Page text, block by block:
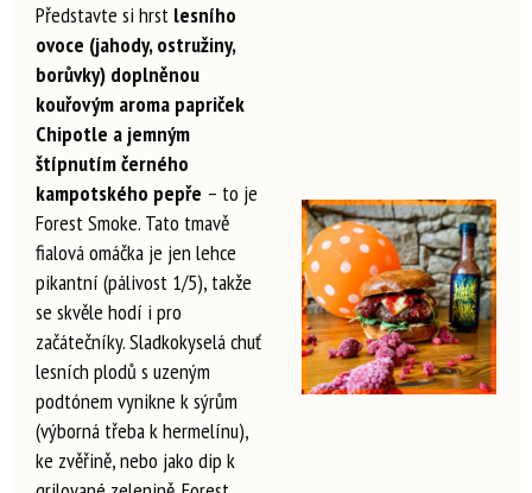
Představte si hrst lesního
ovoce (jahody, ostružiny,
borůvky) doplněnou
kouřovým aroma papriček
Chipotle a jemným
štípnutím černého
kampotského pepře – to je
Forest Smoke. Tato tmavě
fialová omáčka je jen lehce
pikantní (pálivost 1/5), takže
se skvěle hodí i pro
začátečníky. Sladkokyselá chuť
lesních plodů s uzeným
podtónem vynikne k sýrům
(výborná třeba k hermelínu),
ke zvěřině, nebo jako dip k